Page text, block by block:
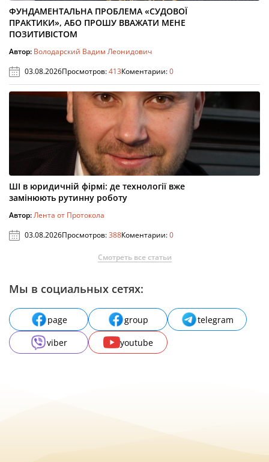
ФУНДАМЕНТАЛЬНА ПРОБЛЕМА «СУДОВОЇ
ПРАКТИКИ», АБО ПРОШУ ВВАЖАТИ МЕНЕ
ПОЗИТИВІСТОМ
Автор: Володарский Вадим Леонидович
03.08.2026Просмотров:413Коментарии:0
ШІ в юридичній фірмі: де технології вже
замінюють рутинну роботу
Автор:Лента от Протокола
03.08.2026Просмотров:388Коментарии:0
Смотреть все статьи
Мы в социальных сетях:
page group
telegram
viber
youtube